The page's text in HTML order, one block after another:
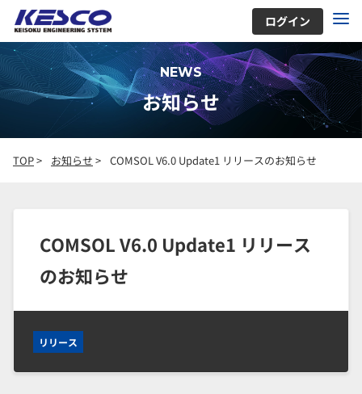
ログイン
NEWS
お知らせ
TOP> お知らせ > COMSOL V6.0 Update1 リリースのお知らせ
COMSOL V6.0 Update1 リリース
のお知らせ
リリース